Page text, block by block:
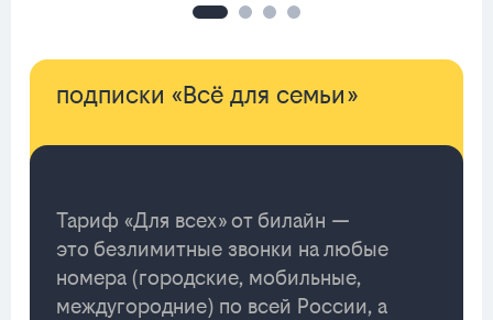
подписки «Всё для семьи»
Тариф «Для всех» от билайн —
это безлимитные звонки на любые
номера (городские, мобильные,
междугородние) по всей России, а